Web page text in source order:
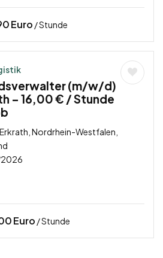
Euro / Stunde
(m/w/d)
– 16,00 € / Stunde
Nordrhein-Westfalen,
Euro / Stunde